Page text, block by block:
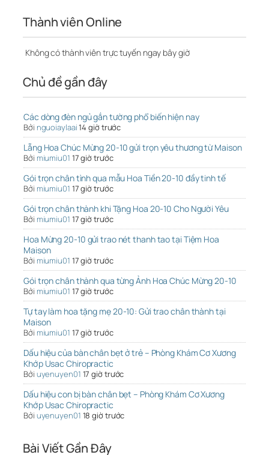
Thành viên Online
Không có thành viên trực tuyến ngay bây giờ
Chủ đề gần đây
Các dòng đèn ngủ gắn tường phổ biến hiện nay
Bởi nguoiaylaai14 giờ trước
Lẵng Hoa Chúc Mừng 20-10 gửi trọn yêu thương từ Maison
Bởi miumiu01 17 giờ trước
Gói trọn chân tình qua mẫu Hoa Tiền 20-10 đầy tinh tế
Bởi miumiu01 17 giờ trước
Gói trọn chân thành khi Tặng Hoa 20-10 Cho Người Yêu
Bởi miumiu01 17 giờ trước
Hoa Mừng 20-10 gửi trao nét thanh tao tại Tiệm Hoa
Maison
Bởi miumiu01 17 giờ trước
Gói trọn chân thành qua từng Ảnh Hoa Chúc Mừng 20-10
Bởi miumiu01 17 giờ trước
Tự tay làm hoa tặng mẹ 20-10: Gửi trao chân thành tại
Maison
Bởi miumiu01 17 giờ trước
Dấu hiệu của bàn chân bẹt ở trẻ – Phòng Khám Cơ Xương
Khớp Usac Chiropractic
Bởi uyenuyen01 17 giờ trước
Dấu hiệu con bị bàn chân bẹt – Phòng Khám Cơ Xương
Khớp Usac Chiropractic
Bởi uyenuyen01 18 giờ trước
Bài Viết Gần Đây